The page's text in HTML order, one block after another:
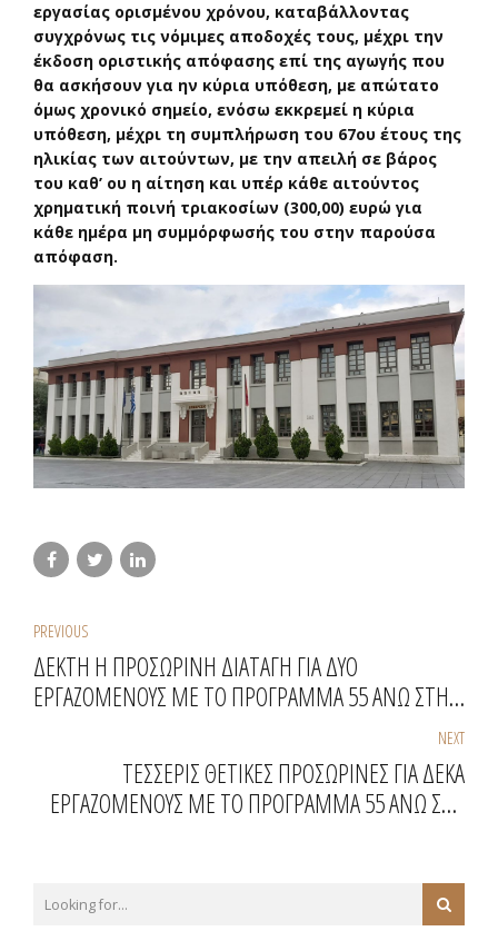
εργασίας ορισμένου χρόνου, καταβάλλοντας
συγχρόνως τις νόμιμες αποδοχές τους, μέχρι την
έκδοση οριστικής απόφασης επί της αγωγής που
θα ασκήσουν για ην κύρια υπόθεση, με απώτατο
όμως χρονικό σημείο, ενόσω εκκρεμεί η κύρια
υπόθεση, μέχρι τη συμπλήρωση του 67ου έτους της
ηλικίας των αιτούντων, με την απειλή σε βάρος
του καθ’ ου η αίτηση και υπέρ κάθε αιτούντος
χρηματική ποινή τριακοσίων (300,00) ευρώ για
κάθε ημέρα μη συμμόρφωσής του στην παρούσα
απόφαση.
PREVIOUS
ΔΕΚΤΗ Η ΠΡΟΣΩΡΙΝΗ ΔΙΑΤΑΓΗ ΓΙΑ ΔΥΟ
ΕΡΓΑΖΟΜΕΝΟΥΣ ΜΕ ΤΟ ΠΡΟΓΡΑΜΜΑ 55 ΑΝΩ ΣΤΗ
ΑΠΟΧΕΤΕΥΣΗΣ ΑΒΔΗΡΩΝ - ΔΕΥΑΑ
NEXT
ΤΕΣΣΕΡΙΣ ΘΕΤΙΚΕΣ ΠΡΟΣΩΡΙΝΕΣ ΓΙΑ ΔΕΚΑ
ΕΡΓΑΖΟΜΕΝΟΥΣ ΜΕ ΤΟ ΠΡΟΓΡΑΜΜΑ 55 ΑΝΩ ΣΤΟ